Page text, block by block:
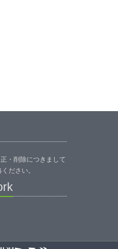
・削除につきまして
ださい。